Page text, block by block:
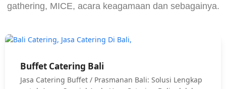
gathering, MICE, acara keagamaan dan sebagainya.
Buffet Catering Bali
Jasa Catering Buffet / Prasmanan Bali: Solusi Lengkap